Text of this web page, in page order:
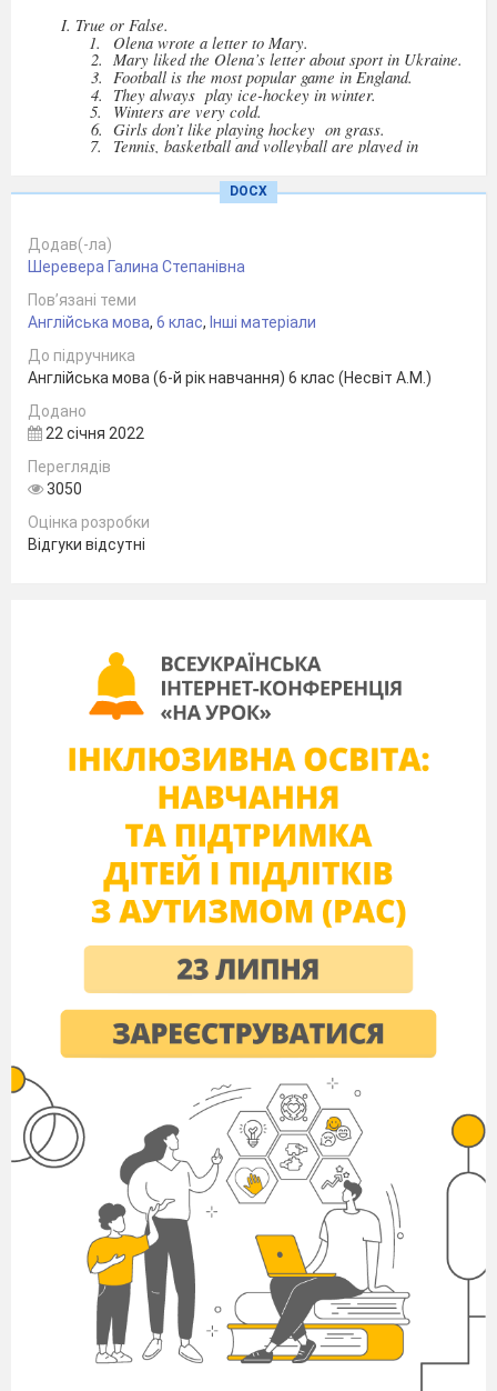
True or False.
Olena wrote a letter to Mary.
Mary liked the Olena’s letter about sport in Ukraine.
Football is the most popular game in England.
They always play ice-hockey in winter.
Winters are very cold.
Girls don’t like playing hockey on grass.
Tennis, basketball and volley­ball are played in
In summer they have gymnastics in the gym.2.
Multiple choice.
sport in Ukraine.
Ukraine
Egypt
Schoolboys play football in England in….
winter
…. is the home of Football.
America
Ukraine
at the stadium
In summer they have …… in the playground
athletics
tennis
DOCX
Додав(-ла)
Шеревера Галина Степанівна
Пов’язані теми
Англійська мова, 6 клас, Інші матеріали
До підручника
Англійська мова (6-й рік навчання) 6 клас (Несвіт А.М.)
Додано
22 січня 2022
Переглядів
3050
Оцінка розробки
Відгуки відсутні